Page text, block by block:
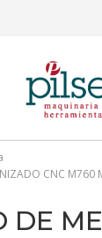
CNC M760
DE